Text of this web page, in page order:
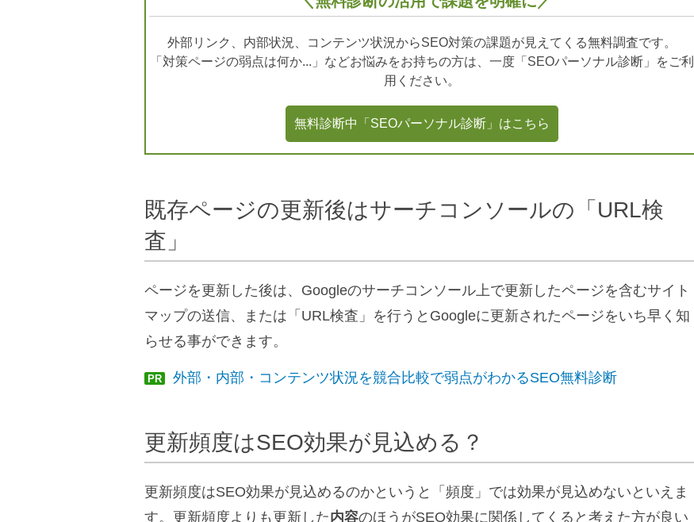
外部リンク、内部状況、コンテンツ状況からSEO対策の課題が見えてくる無料調査です。
「対策ページの弱点は何か...」などお悩みをお持ちの方は、一度「SEOパーソナル診断」をご利
用ください。
無料診断中「SEOパーソナル診断」はこちら
既存ページの更新後はサーチコンソールの「URL検
査」
ページを更新した後は、Googleのサーチコンソール上で更新したページを含むサイト
マップの送信、または「URL検査」を行うとGoogleに更新されたページをいち早く知
らせる事ができます。
PR 外部・内部・コンテンツ状況を競合比較で弱点がわかるSEO無料診断
更新頻度はSEO効果が見込める？
更新頻度はSEO効果が見込めるのかというと「頻度」では効果が見込めないといえま
す。更新頻度よりも更新した内容のほうがSEO効果に関係してくると考えた方が良い